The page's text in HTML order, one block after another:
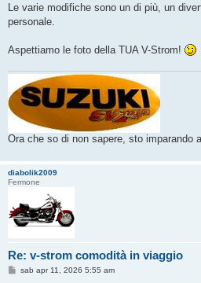
Le varie modifiche sono un di più, un
personale.
Aspettiamo le foto della TUA V-Strom!
Ora che so di non sapere, sto imparando
diabolik2009
Fermone
Re: v-strom comodità in viaggio
Msab apr 11, 2026 5:55 am